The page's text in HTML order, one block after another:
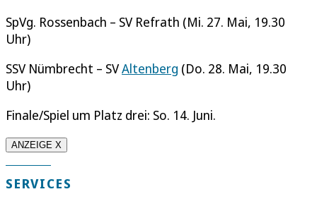
SpVg. Rossenbach – SV Refrath (Mi. 27. Mai, 19.30
Uhr)
SSV Nümbrecht – SVAltenberg (Do. 28. Mai, 19.30
Uhr)
Finale/Spiel um Platz drei: So. 14. Juni.
ANZEIGE X
SERVICES